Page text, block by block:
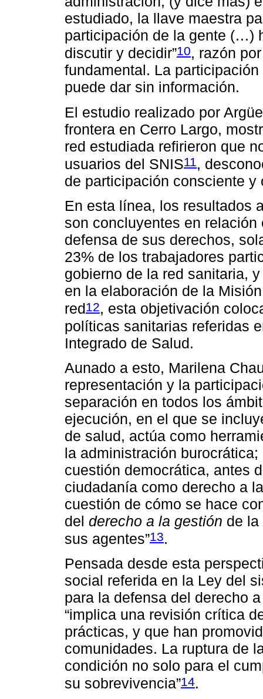
estudiado, la llave maestra
participación de la gente (…)
discutir y decidir”10, razón
fundamental. La
puede dar sin información.
El estudio realizado por
frontera en Cerro Largo,
red estudiada refirieron que
usuarios del SNIS11 ,
de participación consciente y
En esta línea, los resultados
son concluyentes en
defensa de sus derechos,
23% de los trabajadores
gobierno de la red sanitaria,
en la elaboración de la
red12, esta objetivación
políticas sanitarias referidas
Integrado de Salud.
Aunado a esto, Marilena
representación y la
separación en todos los
ejecución, en el que se
de salud, actúa como
la administración
cuestión democrática, antes
ciudadanía como derecho a
cuestión de cómo se hace
del derecho a la gestión de
sus agentes”13.
Pensada desde esta
social referida en la Ley del
para la defensa del derecho
“implica una revisión crítica
prácticas, y que han
comunidades. La ruptura de
condición no solo para el
su sobrevivencia”14.